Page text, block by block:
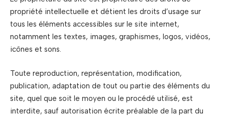
propriété intellectuelle et détient les droits d’usage sur
tous les éléments accessibles sur le site internet,
notamment les textes, images, graphismes, logos, vidéos,
icônes et sons.
Toute reproduction, représentation, modification,
publication, adaptation de tout ou partie des éléments du
site, quel que soit le moyen ou le procédé utilisé, est
interdite, sauf autorisation écrite préalable de la part du